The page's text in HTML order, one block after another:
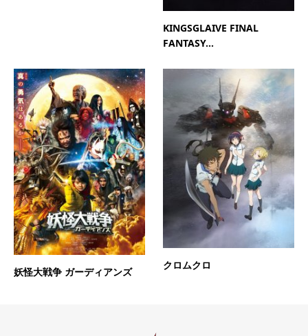
KINGSGLAIVE FINAL
FANTASY...
妖怪大戦争 ガーディアンズ
クロムクロ